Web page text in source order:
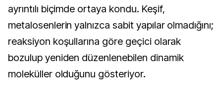
ayrıntılı biçimde ortaya kondu. Keşif,
metalosenlerin yalnızca sabit yapılar olmadığını;
reaksiyon koşullarına göre geçici olarak
bozulup yeniden düzenlenebilen dinamik
moleküller olduğunu gösteriyor.